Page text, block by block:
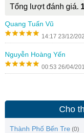
Tổng lượt đánh giá.
Quang Tuấn Vũ
14:17 23/12/
Nguyễn Hoàng Yến
00:53 26/04/
Cho
Thành Phố Bến Tre (0)